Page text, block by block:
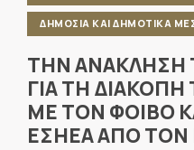
ΔΗΜΟΣΙΑ ΚΑΙ ΔΗΜΟΤΙΚΑ
ΤΗΝ ΑΝΑΚΛΗΣΗ
ΓΙΑ ΤΗ
ΜΕ ΤΟΝ ΦΟΙΒΟ
ΕΣΗΕΑ ΑΠΟ ΤΟΝ